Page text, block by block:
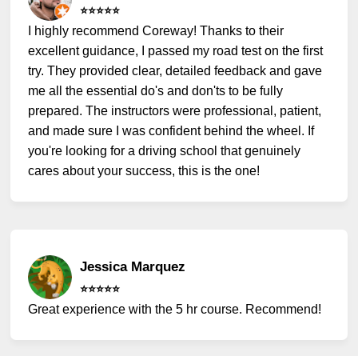
⭐️⭐️⭐️⭐️⭐️
I highly recommend Coreway! Thanks to their
excellent guidance, I passed my road test on the first
try. They provided clear, detailed feedback and gave
me all the essential do's and don'ts to be fully
prepared. The instructors were professional, patient,
and made sure I was confident behind the wheel. If
you're looking for a driving school that genuinely
cares about your success, this is the one!
Jessica Marquez
⭐️⭐️⭐️⭐️⭐️
Great experience with the 5 hr course. Recommend!